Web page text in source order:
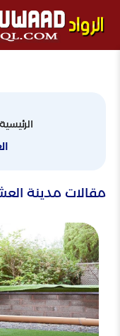
الرئيسية
مقالات مدينة